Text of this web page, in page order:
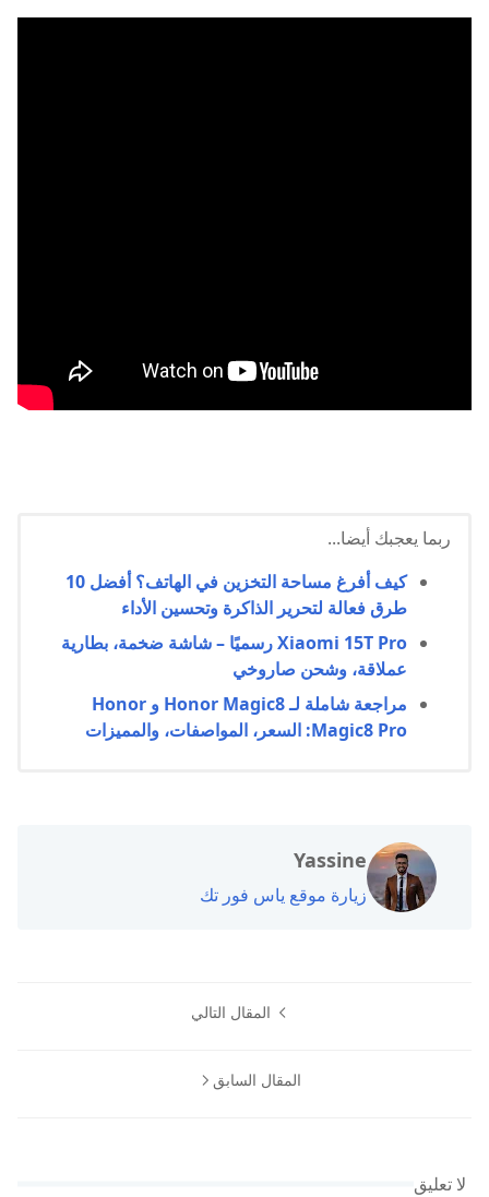
ربما يعجبك أيضا...
كيف أفرغ مساحة التخزين في الهاتف؟ أفضل 10
طرق فعالة لتحرير الذاكرة وتحسين الأداء
Xiaomi 15T Pro رسميًا – شاشة ضخمة، بطارية
عملاقة، وشحن صاروخي
مراجعة شاملة لـ Honor Magic8 و Honor
Magic8 Pro: السعر، المواصفات، والمميزات
Yassine
زيارة موقع ياس فور تك
المقال التالي
المقال السابق
لا تعليق